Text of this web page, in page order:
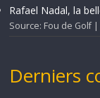
Rafael Nadal, la
Source: Fou de Golf
Derniers